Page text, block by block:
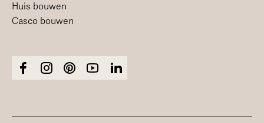
Huis bouwen
Casco bouwen